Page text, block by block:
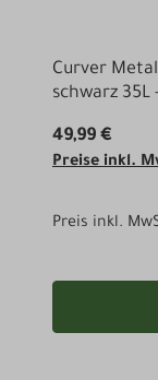
Curver
schwarz 35L
49,99 €
Preise inkl.
Preis inkl.